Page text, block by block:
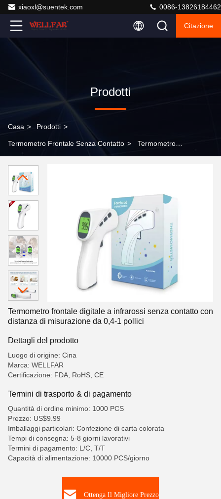
xiaoxl@suentek.com 0086-13826184462
Citazione
Prodotti
Casa > Prodotti >
Termometro Frontale Senza Contatto > Termometro
di misurazione da 0,4-1 pollici
Termometro frontale digitale a infrarossi senza contatto con
distanza di misurazione da 0,4-1 pollici
Dettagli del prodotto
Luogo di origine: Cina
Marca: WELLFAR
Certificazione: FDA, RoHS, CE
Termini di trasporto & di pagamento
Quantità di ordine minimo: 1000 PCS
Prezzo: US$9.99
Imballaggi particolari: Confezione di carta colorata
Tempi di consegna: 5-8 giorni lavorativi
Termini di pagamento: L/C, T/T
Capacità di alimentazione: 10000 PCS/giorno
Ottenga Il Migliore Prezzo